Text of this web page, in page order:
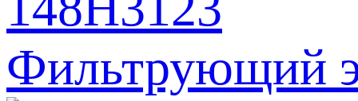
Фильтрующий